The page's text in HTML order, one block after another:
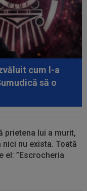
cum l-a
să o
prietena lui a murit,
nici nu exista. Toată
el: ”Escrocheria